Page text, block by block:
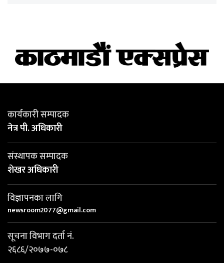
कार्यकारी सम्पादक
नेत्र पी. अधिकारी
संस्थापक सम्पादक
शेखर अधिकारी
विज्ञापनका लागि
newsroom2077@gmail.com
सूचना विभाग दर्ता नं.
२६८६/२०७७-०७८